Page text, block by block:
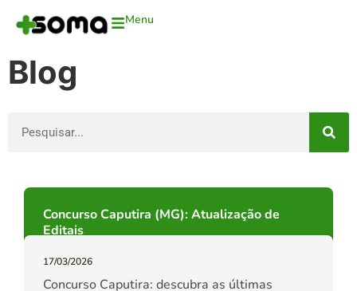
Menu
Blog
Concurso Caputira (MG): Atualização de
Editais
17/03/2026
Concurso Caputira: descubra as últimas